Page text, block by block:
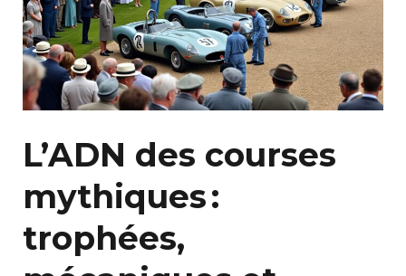
L’ADN des courses
mythiques :
trophées,